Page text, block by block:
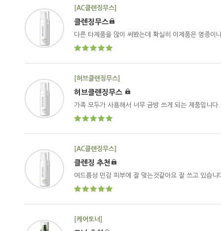
[AC클렌징무스]
클렌징무스
다른 타제품을 많이 써봤는데 확실히 이제품은 염증이
[허브클렌징무스]
허브클렌징무스
가족 모두가 사용해서 너무 금방 쓰게 되는 제품입니다
[AC클렌징무스]
클렌징 추천
여드름성 민감 피부에 잘 맞는것같아요 잘 쓰고 있습니
[케어토너]